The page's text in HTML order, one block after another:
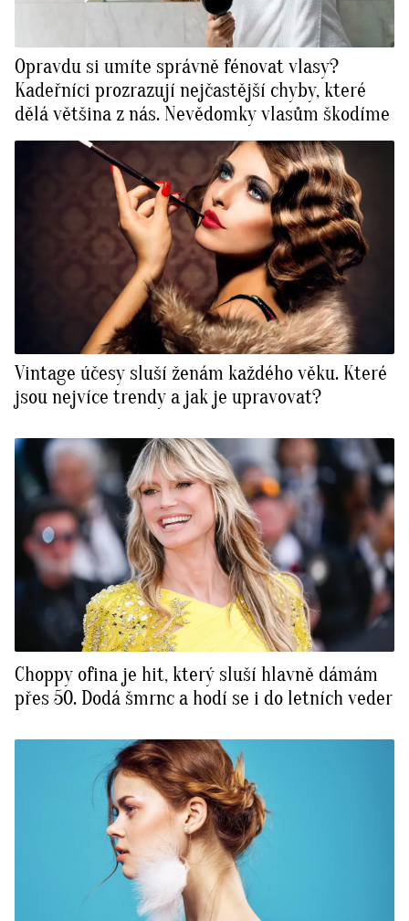
Opravdu si umíte správně fénovat vlasy?
Kadeřníci prozrazují nejčastější chyby, které
dělá většina z nás. Nevědomky vlasům škodíme
Vintage účesy sluší ženám každého věku. Které
jsou nejvíce trendy a jak je upravovat?
Choppy ofina je hit, který sluší hlavně dámám
přes 50. Dodá šmrnc a hodí se i do letních veder